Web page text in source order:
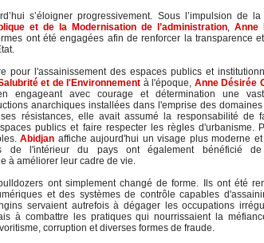
s’éloigner progressivement. Sous l’impulsion de
et de la Modernisation de l’administration, Anne
ont été engagées afin de renforcer la transparence
pour l'assainissement des espaces publics et
et de l'Environnement à l'époque, Anne Désirée
engageant avec courage et détermination une
anarchiques installées dans l'emprise des
résistances, elle avait assumé la responsabilité de
publics et faire respecter les règles d'urbanisme.
Abidjan affiche aujourd'hui un visage plus moderne et
de l'intérieur du pays ont également bénéficié de
à améliorer leur cadre de vie.
ont simplement changé de forme. Ils ont été
et des systèmes de contrôle capables
servaient autrefois à dégager les occupations
à combattre les pratiques qui nourrissaient la
corruption et diverses formes de fraude.